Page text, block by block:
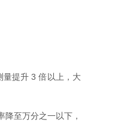
量提升 3 倍以上，大
至万分之一以下，